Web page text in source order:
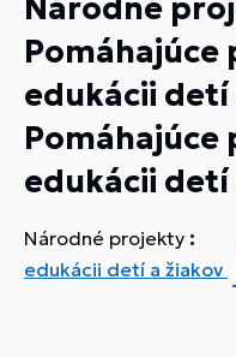
Národné
Pomáhajúce
edukácii detí
Pomáhajúce
edukácii detí
Národné projekty :
edukácii detí a žiakov